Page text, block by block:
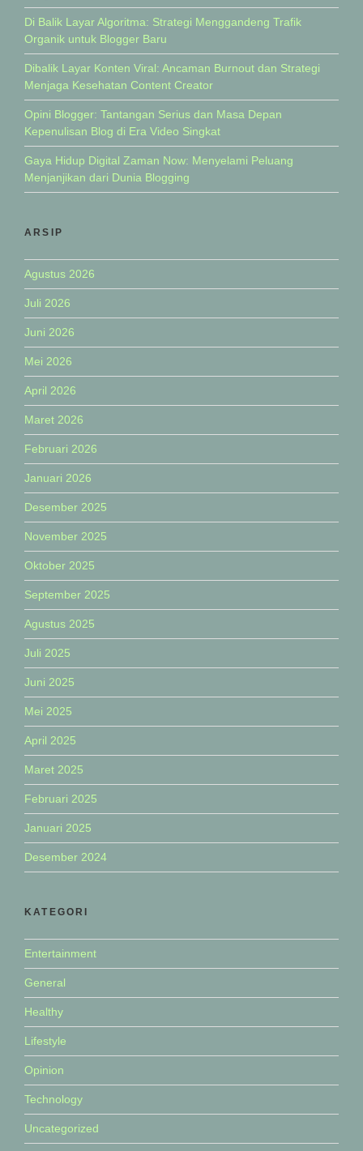
Di Balik Layar Algoritma: Strategi Menggandeng Trafik
Organik untuk Blogger Baru
Dibalik Layar Konten Viral: Ancaman Burnout dan Strategi
Menjaga Kesehatan Content Creator
Opini Blogger: Tantangan Serius dan Masa Depan
Kepenulisan Blog di Era Video Singkat
Gaya Hidup Digital Zaman Now: Menyelami Peluang
Menjanjikan dari Dunia Blogging
ARSIP
Agustus 2026
Juli 2026
Juni 2026
Mei 2026
April 2026
Maret 2026
Februari 2026
Januari 2026
Desember 2025
November 2025
Oktober 2025
September 2025
Agustus 2025
Juli 2025
Juni 2025
Mei 2025
April 2025
Maret 2025
Februari 2025
Januari 2025
Desember 2024
KATEGORI
Entertainment
General
Healthy
Lifestyle
Opinion
Technology
Uncategorized